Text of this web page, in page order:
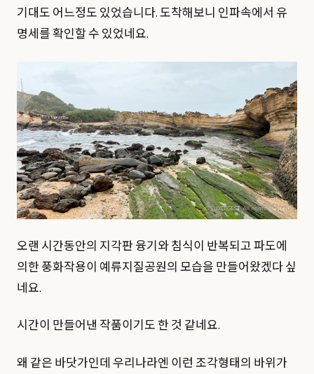
기대도 어느정도 있었습니다. 도착해보니 인파속에서 유
명세를 확인할 수 있었네요.
오랜 시간동안의 지각판 융기와 침식이 반복되고 파도에
의한 풍화작용이 예류지질공원의 모습을 만들어왔겠다 싶
네요.
시간이 만들어낸 작품이기도 한 것 같네요.
왜 같은 바닷가인데 우리나라엔 이런 조각형태의 바위가